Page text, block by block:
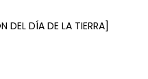
DEL DÍA DE LA TIERRA]